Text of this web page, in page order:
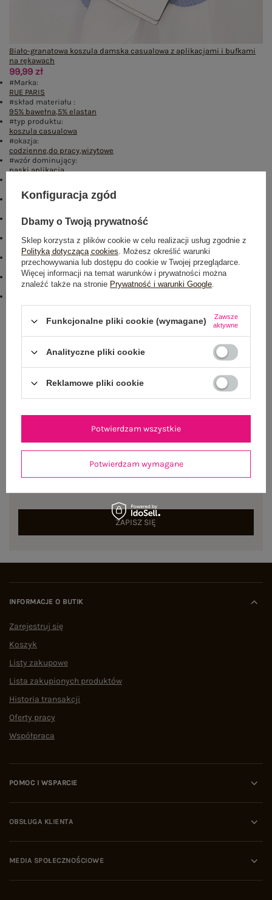
Biało-granatowa koszula damska casualowa z aplikacjami i bufkami
na rękawach
99,99 zł
#Marka:
RUE PARIS
#skład materiału :
95% bawełna,5% elastan
#typ produktu:
koszula casualowa
#okazja:
codzienne,do pracy,wizytowe
#wzór dominujący:
paski,aplikacja
bawełna
#długość:
#zapięcie:
#cechy dodatkowe:
dżety,kokarda,bufiasty rękaw
#sposób prania :
pranie w pralce w 30°C
Buy the look:
#D22D7D#FFFFFF
txt_COTTON COMFORT#546070#FFFFFF,dół,lewo,col
Rozmiar: One size
Dostępny
NEWSLETTER
ZAPISZ SIĘ
INFORMACJE O BUTIK
Zarejestruj się
Koszyk
Listy zakupowe
Lista zakupionych produktów
Historia transakcji
Oferty pracy
Współpraca
POMOC I WSPARCIE
OBSŁUGA KLIENTA
MEDIA SPOŁECZNOŚCIOWE
Konfiguracja zgód
Dbamy o Twoją prywatność
Sklep korzysta z plików cookie w celu realizacji usług zgodnie z
Polityką dotyczącą cookies. Możesz określić warunki
przechowywania lub dostępu do cookie w Twojej przeglądarce.
Więcej informacji na temat warunków i prywatności można
znaleźć także na stronie Prywatność i warunki Google.
Funkcjonalne pliki cookie (wymagane)
Zawsze
aktywne
Analityczne pliki cookie
Reklamowe pliki cookie
Potwierdzam wymagane
Potwierdzam wszystkie